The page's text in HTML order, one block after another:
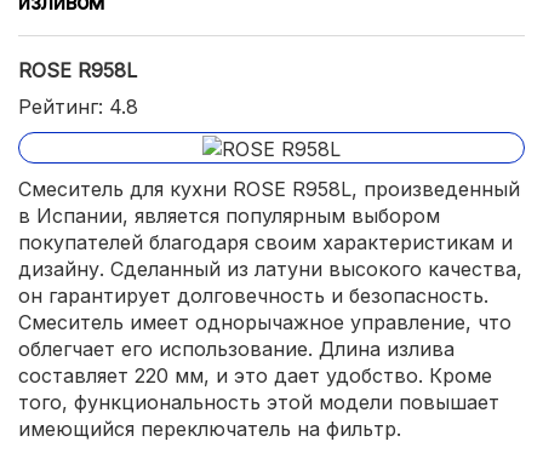
ROSE R958L
Рейтинг: 4.8
Смеситель для кухни ROSE R958L, произведенный
в Испании, является популярным выбором
покупателей благодаря своим характеристикам и
дизайну. Сделанный из латуни высокого качества,
он гарантирует долговечность и безопасность.
Смеситель имеет однорычажное управление, что
облегчает его использование. Длина излива
составляет 220 мм, и это дает удобство. Кроме
того, функциональность этой модели повышает
имеющийся переключатель на фильтр.